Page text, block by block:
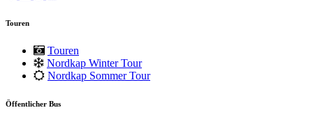
Touren
Touren
Nordkap Winter Tour
Nordkap Sommer Tour
Öffentlicher Bus